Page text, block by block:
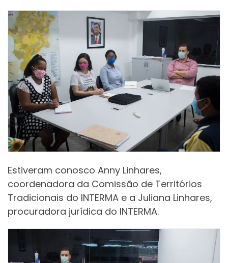
Estiveram conosco Anny Linhares,
coordenadora da Comissão de Territórios
Tradicionais do INTERMA e a Juliana Linhares,
procuradora jurídica do INTERMA.